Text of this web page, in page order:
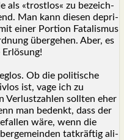
als «trost­los« zu bezeich­
Man kann die­sen depri­
einer Por­ti­on Fata­lis­mus
über­ge­hen. Aber, es
Ob die poli­ti­sche
ist, vage ich zu
Ver­lust­zah­len soll­ten eher
man bedenkt, dass der
wäre, wenn die
tat­kräf­tig ali­